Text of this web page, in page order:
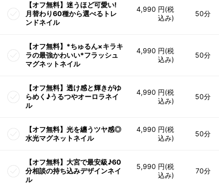
【オフ無料】迷うほど可愛い!
月替わり60種から選べるトレ
ンドネイル
4,990 円(税
込み)
50分
【オフ無料】*ちゅるん×キラキ
ラの最強かわいい*フラッシュ
マグネットネイル
4,990 円(税
込み)
50分
【オフ無料】透け感と輝きがゆ
らめく♪うるつやオーロラネイ
ル
4,990 円(税
込み)
50分
【オフ無料】光を纏うツヤ感◎
水光マグネットネイル
4,990 円(税
込み)
50分
【オフ無料】大宮で最安級♪60
分相談の持ち込みデザインネイ
ル
5,990 円(税
込み)
70分